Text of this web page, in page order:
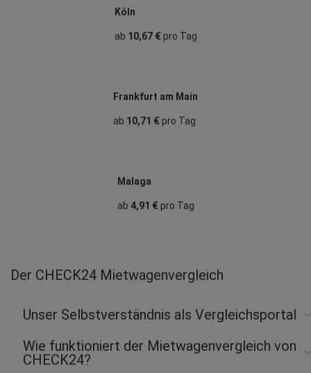
Köln
ab 10,67 €pro Tag
Frankfurt am Main
ab 10,71 € pro Tag
Malaga
ab 4,91 €pro Tag
Der CHECK24 Mietwagenvergleich
Unser Selbstverständnis als Vergleichsportal
Wie funktioniert der Mietwagenvergleich von
CHECK24?